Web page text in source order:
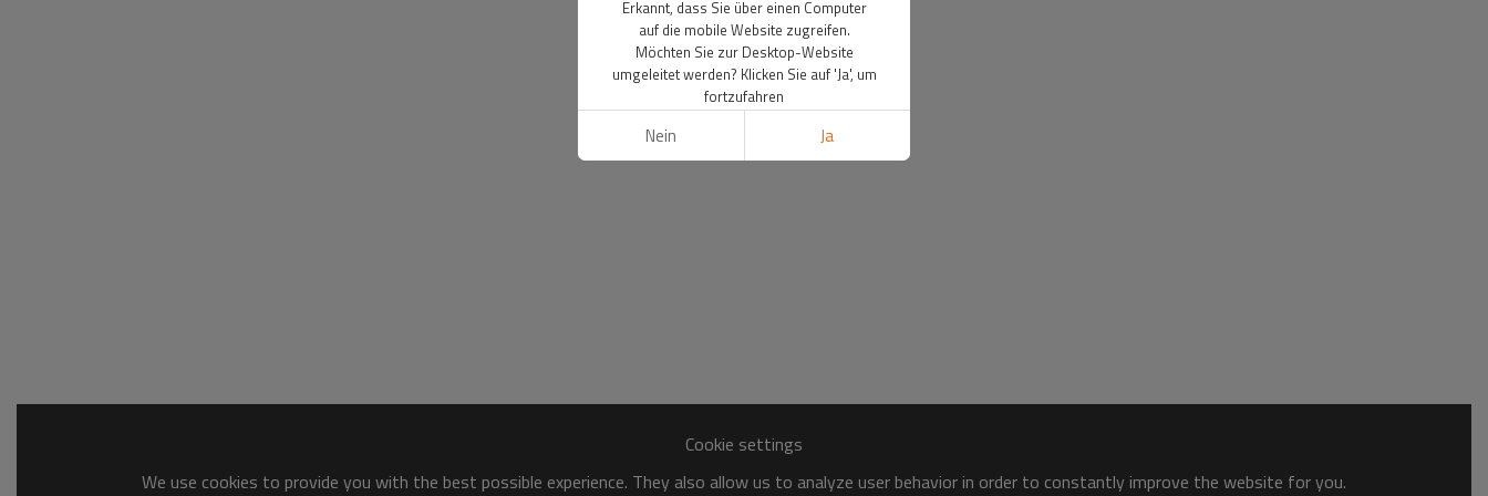
Cookie settings
We use cookies to provide you with the best possible experience. They also allow us to analyze user behavior in order to constantly improve the website for you.
Erkannt, dass Sie über einen Computer
auf die mobile Website zugreifen.
Möchten Sie zur Desktop-Website
umgeleitet werden? Klicken Sie auf 'Ja', um
fortzufahren
Nein Ja